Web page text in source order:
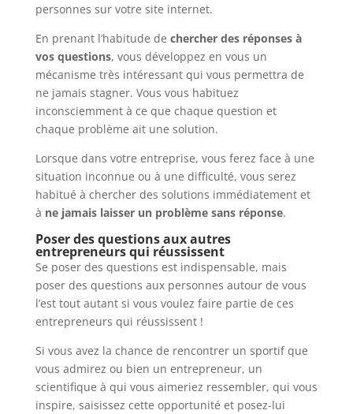
personnes sur votre site internet.
En prenant l’habitude de chercher des réponses à
vos questions, vous développez en vous un
mécanisme très intéressant qui vous permettra de
ne jamais stagner. Vous vous habituez
inconsciemment à ce que chaque question et
chaque problème ait une solution.
Lorsque dans votre entreprise, vous ferez face à une
situation inconnue ou à une difficulté, vous serez
habitué à chercher des solutions immédiatement et
à ne jamais laisser un problème sans réponse.
Poser des questions aux autres
entrepreneurs qui réussissent
Se poser des questions est indispensable, mais
poser des questions aux personnes autour de vous
l’est tout autant si vous voulez faire partie de ces
entrepreneurs qui réussissent !
Si vous avez la chance de rencontrer un sportif que
vous admirez ou bien un entrepreneur, un
scientifique à qui vous aimeriez ressembler, qui vous
inspire, saisissez cette opportunité et posez-lui